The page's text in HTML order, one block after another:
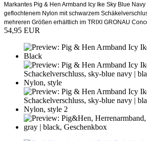
Markantes Pig & Hen Armband Icy Ike Sky Blue
geflochtenem Nylon mit schwarzem
mehreren Größen erhältlich im TRIXI GRONAU
54,95 EUR